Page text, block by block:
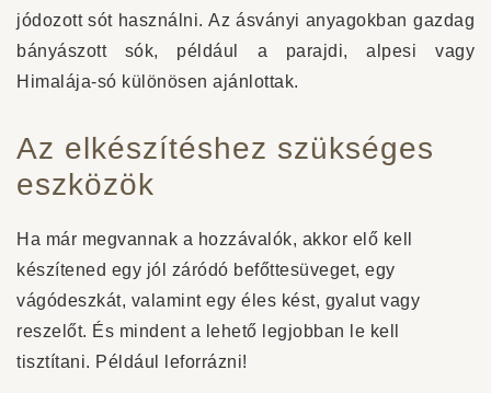
jódozott sót használni. Az ásványi anyagokban gazdag
bányászott sók, például a parajdi, alpesi vagy
Himalája-só különösen ajánlottak.
Az elkészítéshez szükséges
eszközök
Ha már megvannak a hozzávalók, akkor elő kell
készítened egy jól záródó befőttesüveget, egy
vágódeszkát, valamint egy éles kést, gyalut vagy
reszelőt. És mindent a lehető legjobban le kell
tisztítani. Például leforrázni!